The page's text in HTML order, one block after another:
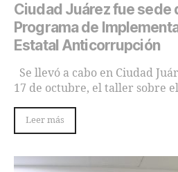
Ciudad Juárez fue sede
Programa de
Estatal Anticorrupción
Se llevó a cabo en Ciudad
17 de octubre, el taller sobre
Leer más